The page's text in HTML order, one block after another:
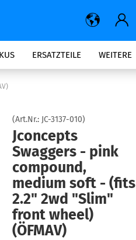
ERSATZTEILE WEITERE
(Art.Nr.: JC-3137-010)
Jconcepts
Swaggers - pink
compound,
medium soft - (fits
2.2" 2wd "Slim"
front wheel)
(ÖFMAV)